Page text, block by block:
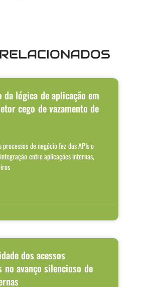
da lógica de aplicação em
cego de vazamento de
de negócio fez das APIs o
entre aplicações internas,
dos acessos
no avanço silencioso de